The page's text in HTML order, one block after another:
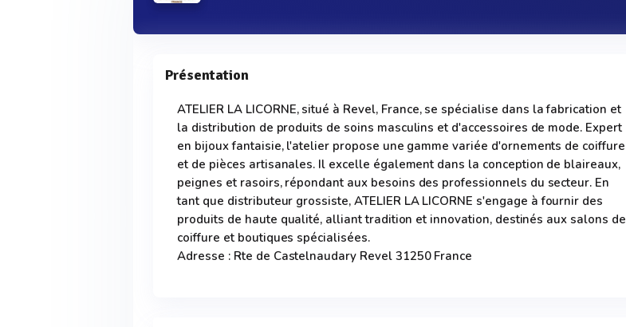
Présentation
ATELIER LA LICORNE, situé à Revel, France, se spécialise dans la fabrication et
la distribution de produits de soins masculins et d'accessoires de mode. Expert
en bijoux fantaisie, l'atelier propose une gamme variée d'ornements de coiffure
et de pièces artisanales. Il excelle également dans la conception de blaireaux,
peignes et rasoirs, répondant aux besoins des professionnels du secteur. En
tant que distributeur grossiste, ATELIER LA LICORNE s'engage à fournir des
produits de haute qualité, alliant tradition et innovation, destinés aux salons de
coiffure et boutiques spécialisées.
Adresse : Rte de Castelnaudary Revel 31250 France